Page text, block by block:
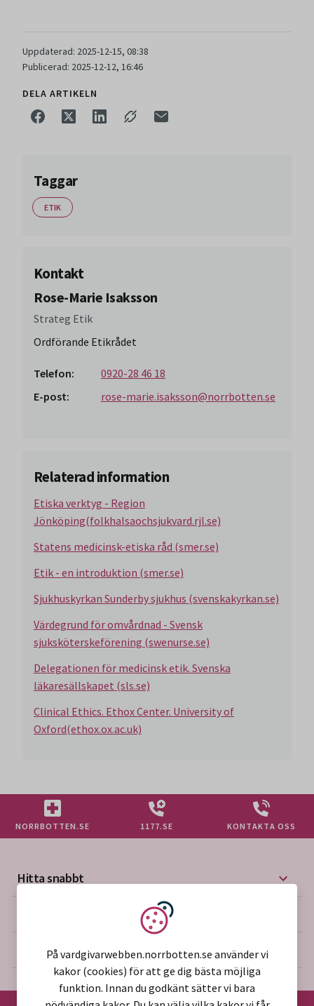
Uppdaterad: 2025-12-15, 08:38
Publicerad: 2025-12-12, 16:46
DELA ARTIKELN
Taggar
ETIK
Kontakt
Rose-Marie Isaksson
Strateg Etik
Ordförande Etikrådet
Telefon:
0920-28 46 18
E-post:
rose-marie.isaksson@norrbotten.se
Relaterad information
Etiska verktyg - Region
Jönköping(folkhalsaochsjukvard.rjl.se)
Statens medicinsk-etiska råd (smer.se)
Etik - en introduktion (smer.se)
Sjukhuskyrkan Sunderby sjukhus (svenskakyrkan.se)
Värdegrund för omvårdnad - Svensk
sjuksköterskeförening (swenurse.se)
Delegationen för medicinsk etik. Svenska
läkaresällskapet (sls.se)
Clinical Ethics. Ethox Center. University of
Oxford(ethox.ox.ac.uk)
NORRBOTTEN.SE 1177.SE KONTAKTA OSS
Hitta snabbt
Mer på vårdgivarwebben
Om webbplatsen
Vi använder kakor
På vardgivarwebben.norrbotten.se använder vi
kakor (cookies) för att ge dig bästa möjliga
funktion. Innan du godkänt sätter vi bara